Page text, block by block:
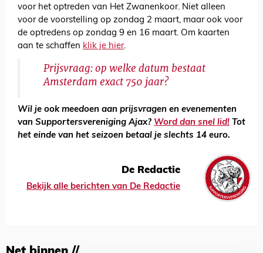
voor het optreden van Het Zwanenkoor. Niet alleen
voor de voorstelling op zondag 2 maart, maar ook voor
de optredens op zondag 9 en 16 maart. Om kaarten
aan te schaffen klik je hier.
Prijsvraag: op welke datum bestaat
Amsterdam exact 750 jaar?
Wil je ook meedoen aan prijsvragen en evenementen
van Supportersvereniging Ajax? Word dan snel lid! Tot
het einde van het seizoen betaal je slechts 14 euro.
De Redactie
Bekijk alle berichten van De Redactie